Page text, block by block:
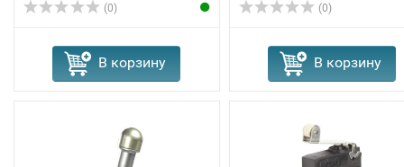
(0)
В корзину
(0)
В корзину